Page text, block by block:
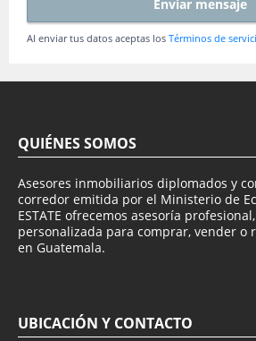
Enviar mensaje
Al enviar tus datos aceptas los Términos de
QUIÉNES SOMOS
Asesores inmobiliarios diplomados y
corredor emitida por el Ministerio de
ESTATE ofrecemos asesoría
personalizada para comprar, vender o
en Guatemala.
UBICACIÓN Y CONTACTO